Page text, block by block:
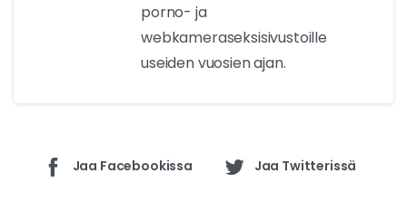
porno- ja
webkameraseksisivustoille
useiden vuosien ajan.
Jaa Facebookissa Jaa Twitterissä